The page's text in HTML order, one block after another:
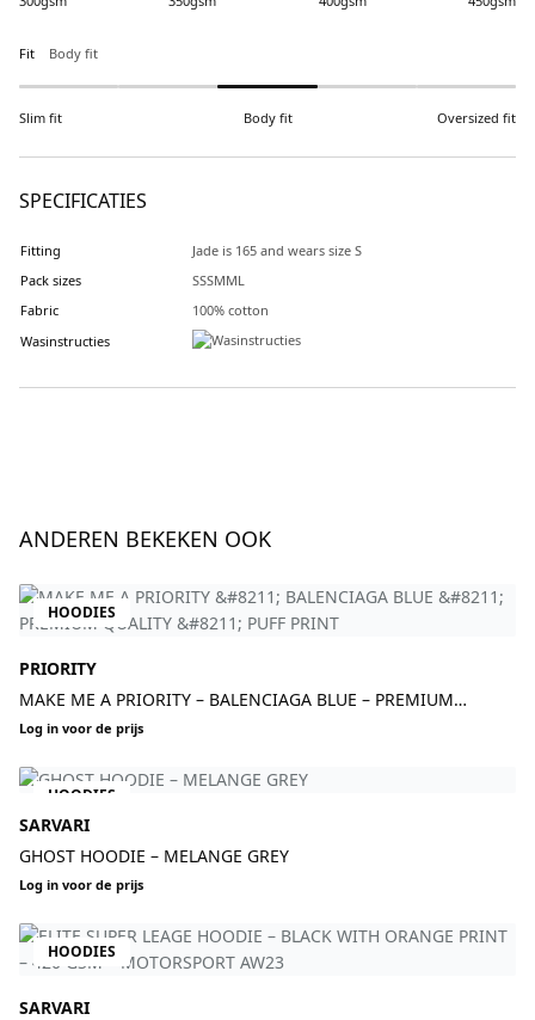
Fit Body fit
Slim fit Body fit Oversized fit
SPECIFICATIES
Fitting
Jade is 165 and wears size S
Pack sizes
SSSMML
Fabric
100% cotton
Wasinstructies
ANDEREN BEKEKEN OOK
HOODIES
PRIORITY
MAKE ME A PRIORITY – BALENCIAGA BLUE – PREMIUM
QUALITY – PUFF PRINT
Log in voor de prijs
HOODIES
SARVARI
GHOST HOODIE – MELANGE GREY
Log in voor de prijs
HOODIES
SARVARI